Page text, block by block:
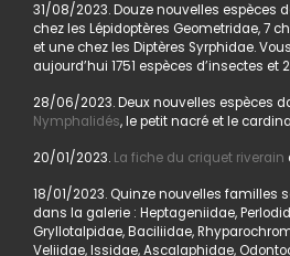
31/08/2023. Douze nouvelles espèces
chez les Lépidoptères Geometridae, 7
et une chez les Diptères Syrphidae.
aujourd’hui 1751 espèces d’insectes et
28/06/2023. Deux nouvelles espèces
Nymphalidés, le petit nacré et le
20/01/2023. La fiche du criquet riverain
18/01/2023. Quinze nouvelles familles
dans la galerie : Heptageniidae,
Gryllotalpidae, Baciliidae,
Veliidae, Issidae, Ascalaphidae,